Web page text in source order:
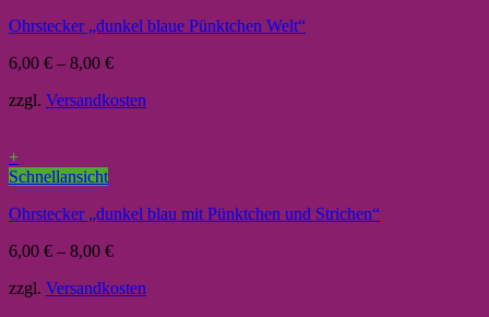
Ohrstecker „dunkel blaue Pünktchen Welt“
6,00 € – 8,00 €
zzgl. Versandkosten
+
Schnellansicht
Ohrstecker „dunkel blau mit Pünktchen und Strichen“
6,00 € – 8,00 €
zzgl. Versandkosten